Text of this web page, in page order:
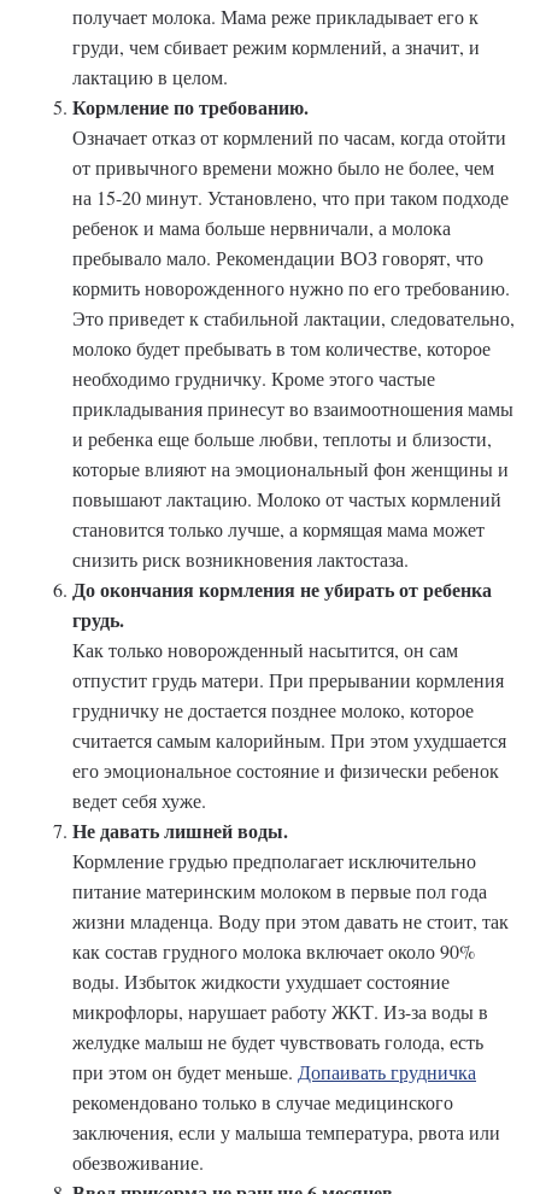
получает молока. Мама реже прикладывает его к
груди, чем сбивает режим кормлений, а значит, и
лактацию в целом.
Кормление по требованию.
Означает отказ от кормлений по часам, когда отойти
от привычного времени можно было не более, чем
на 15-20 минут. Установлено, что при таком подходе
ребенок и мама больше нервничали, а молока
пребывало мало. Рекомендации ВОЗ говорят, что
кормить новорожденного нужно по его требованию.
Это приведет к стабильной лактации, следовательно,
молоко будет пребывать в том количестве, которое
необходимо грудничку. Кроме этого частые
прикладывания принесут во взаимоотношения мамы
и ребенка еще больше любви, теплоты и близости,
которые влияют на эмоциональный фон женщины и
повышают лактацию. Молоко от частых кормлений
становится только лучше, а кормящая мама может
снизить риск возникновения лактостаза.
До окончания кормления не убирать от ребенка
грудь.
Как только новорожденный насытится, он сам
отпустит грудь матери. При прерывании кормления
грудничку не достается позднее молоко, которое
считается самым калорийным. При этом ухудшается
его эмоциональное состояние и физически ребенок
ведет себя хуже.
Не давать лишней воды.
Кормление грудью предполагает исключительно
питание материнским молоком в первые пол года
жизни младенца. Воду при этом давать не стоит, так
как состав грудного молока включает около 90%
воды. Избыток жидкости ухудшает состояние
микрофлоры, нарушает работу ЖКТ. Из-за воды в
желудке малыш не будет чувствовать голода, есть
при этом он будет меньше. Допаивать грудничка
рекомендовано только в случае медицинского
заключения, если у малыша температура, рвота или
обезвоживание.